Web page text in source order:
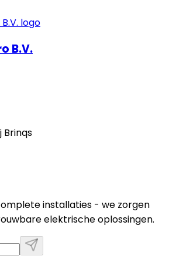
B.V.
Brinqs
installaties - we zorgen
elektrische oplossingen.